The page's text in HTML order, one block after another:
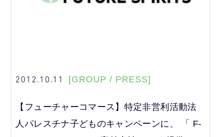
2012.10.11 [GROUP / PRESS]
【フューチャーコマース】特定非営利活動法
人パレスチナ子どものキャンペーンに、 「 F-